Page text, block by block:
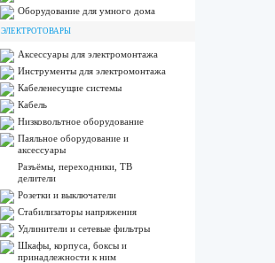
Оборудование для умного дома
ЭЛЕКТРОТОВАРЫ
Аксессуары для электромонтажа
Инструменты для электромонтажа
Кабеленесущие системы
Кабель
Низковольтное оборудование
Паяльное оборудование и
аксессуары
Разъёмы, переходники, ТВ
делители
Розетки и выключатели
Стабилизаторы напряжения
Удлинители и сетевые фильтры
Шкафы, корпуса, боксы и
принадлежности к ним